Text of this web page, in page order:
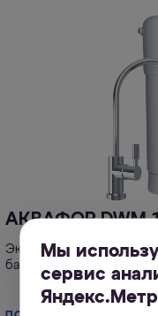
АКВАФОР DWM-
Экономичная система
баком на 5 литров и
Мы
сервис